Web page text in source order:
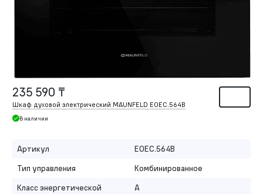
235 590 ₸
Шкаф духовой электрический MAUNFELD EOEC.564B
В наличии
Артикул
EOEC.564B
Тип управления
Комбинированное
Класс энергетической
A